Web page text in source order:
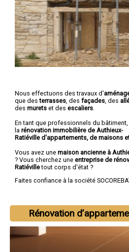
Nous effectuons des travaux d'
que desterrasses , des façades , des
des murets et des escaliers
En tant que professionnels du
la rénovation immobilière de Authieux-
Ratiéville d'appartements, de maisons
Vous avez une maison ancienne à
? Vous cherchez une entreprise de
Ratiévilletout corps d'état ?
Faites confiance à la société
Rénovation